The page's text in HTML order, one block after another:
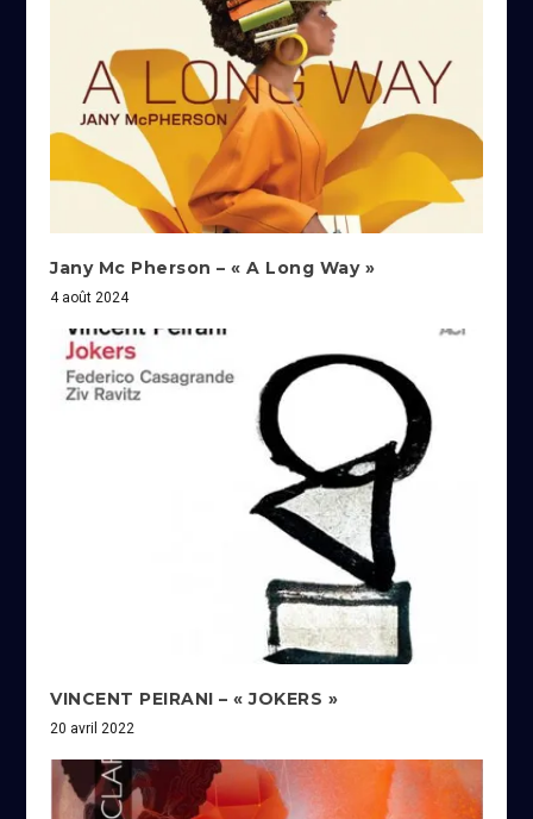
Jany Mc Pherson – « A Long Way »
4 août 2024
VINCENT PEIRANI – « JOKERS »
20 avril 2022